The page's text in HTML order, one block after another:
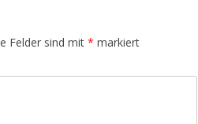
Felder sind mit * markiert